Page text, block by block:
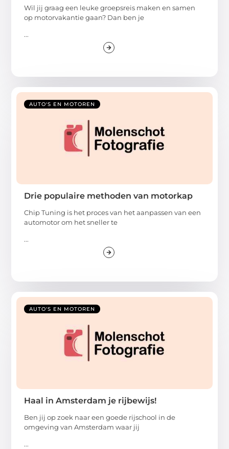
Wil jij graag een leuke groepsreis maken en samen
op motorvakantie gaan? Dan ben je
...
AUTO'S EN MOTOREN
Drie populaire methoden van motorkap
Chip Tuning is het proces van het aanpassen van een
automotor om het sneller te
...
AUTO'S EN MOTOREN
Haal in Amsterdam je rijbewijs!
Ben jij op zoek naar een goede rijschool in de
omgeving van Amsterdam waar jij
...